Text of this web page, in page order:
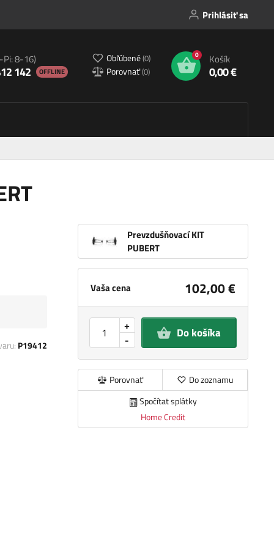
Prihlásiť sa
Pi: 8-16)
142 OFFLINE
Obľúbené(0)
Porovnať(0)
0 Košík
0,00 €
Prevzdušňovací KIT
PUBERT
Vaša cena 102,00 €
-
+ Do košíka
Porovnať
Do zoznamu
Spočítat splátky
Home Credit
P19412